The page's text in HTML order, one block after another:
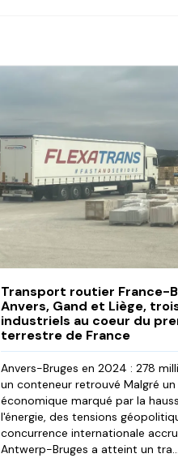
Transport routier France-
Anvers, Gand et Liège,
industriels au coeur du
terrestre de France
Anvers-Bruges en 2024 : 278
un conteneur retrouvé Malgré
économique marqué par la
l'énergie, des tensions
concurrence internationale
Antwerp-Bruges a atteint un tra...